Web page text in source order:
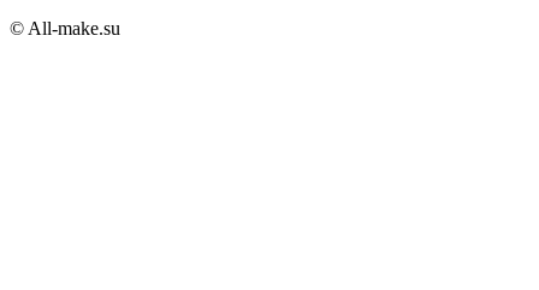
© All-make.su